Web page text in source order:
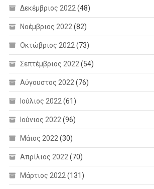
Δεκέμβριος 2022 (48)
Νοέμβριος 2022 (82)
Οκτώβριος 2022 (73)
Σεπτέμβριος 2022 (54)
Αύγουστος 2022 (76)
Ιούλιος 2022 (61)
Ιούνιος 2022 (96)
Μάιος 2022 (30)
Απρίλιος 2022 (70)
Μάρτιος 2022 (131)